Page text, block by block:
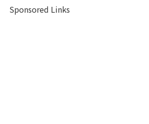
Sponsored Links